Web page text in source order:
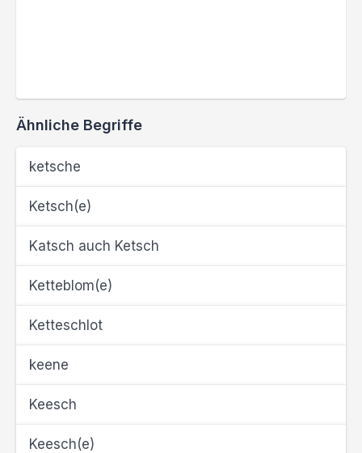
Ähnliche Begriffe
ketsche
Ketsch(e)
Katsch auch Ketsch
Ketteblom(e)
Ketteschlot
keene
Keesch
Keesch(e)